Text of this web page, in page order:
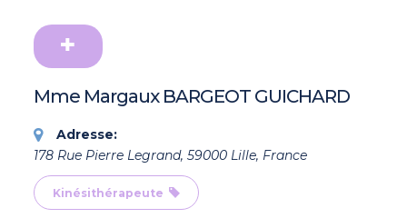
Mme Margaux BARGEOT GUICHARD
Adresse:
178 Rue Pierre Legrand, 59000 Lille, France
Kinésithérapeute